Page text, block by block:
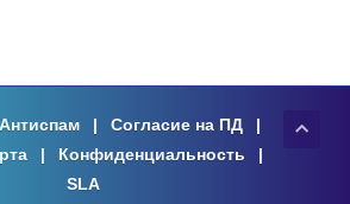
Антиспам | Согласие на ПД
|
| Конфиденциальность
|
SLA